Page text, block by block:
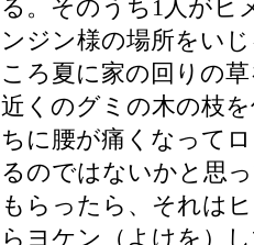
る。そのうち1人がヒ
ンジン様の場所をい
ころ夏に家の回りの
近くのグミの木の枝
ちに腰が痛くなって
るのではないかと思
もらったら、それは
らヨケン（よけを）